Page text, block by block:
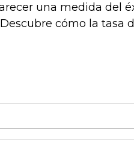
una medida del
cómo la tasa